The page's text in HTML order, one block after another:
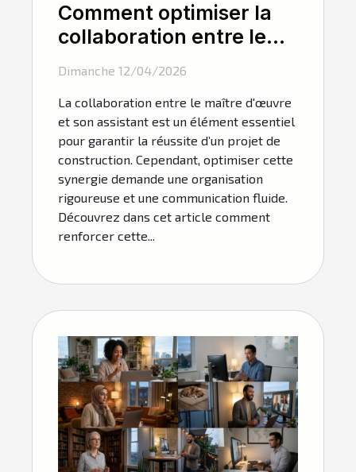
Comment optimiser la
collaboration entre le
maître d'œuvre et son
assistant ?
Dimanche 12/04/2026
La collaboration entre le maître d'œuvre
et son assistant est un élément essentiel
pour garantir la réussite d’un projet de
construction. Cependant, optimiser cette
synergie demande une organisation
rigoureuse et une communication fluide.
Découvrez dans cet article comment
renforcer cette...